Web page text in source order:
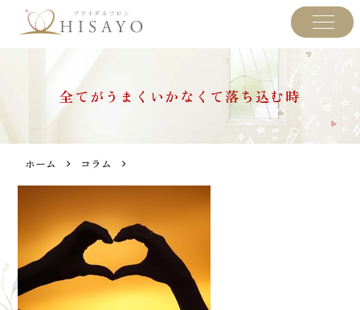
全てがうまくいかなくて落ち込む時
ホーム コラム